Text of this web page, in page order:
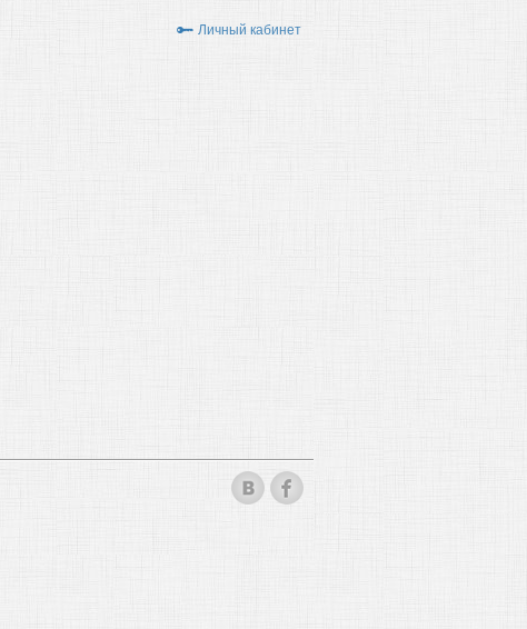
Личный кабинет